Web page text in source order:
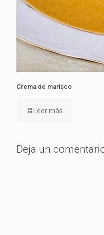
Crema de marisco
Leer más
Deja un